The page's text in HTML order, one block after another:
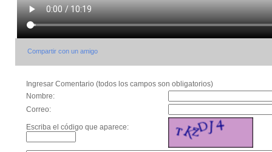
Compartir con un amigo
Ingresar Comentario (todos los campos son obligatorios)
Nombre:
Correo:
Escriba el código que aparece: